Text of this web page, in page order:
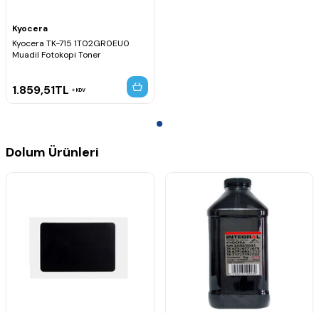
Kyocera
Kyocera TK-715 1T02GR0EU0
Muadil Fotokopi Toner
1.859,51TL KDV
Dolum Ürünleri